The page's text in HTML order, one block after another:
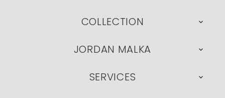
COLLECTION 
JORDAN MALKA 
SERVICES 